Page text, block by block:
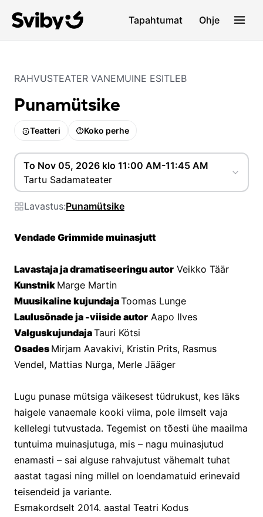
Tapahtumat Ohje
RAHVUSTEATER VANEMUINE ESITLEB
Punamütsike
Teatteri Koko perhe
To Nov 05, 2026 klo 11:00 AM-11:45 AM
Tartu Sadamateater
Lavastus:Punamütsike
Vendade Grimmide muinasjutt
Lavastaja ja dramatiseeringu autor Veikko Täär
Kunstnik Marge Martin
Muusikaline kujundaja Toomas Lunge
Laulusõnade ja -viiside autor Aapo Ilves
Valguskujundaja Tauri Kötsi
Osades Mirjam Aavakivi, Kristin Prits, Rasmus
Vendel, Mattias Nurga, Merle Jääger
Lugu punase mütsiga väikesest tüdrukust, kes läks
haigele vanaemale kooki viima, pole ilmselt vaja
kellelegi tutvustada. Tegemist on tõesti ühe maailma
tuntuima muinasjutuga, mis – nagu muinasjutud
enamasti – sai alguse rahvajutust vähemalt tuhat
aastat tagasi ning millel on loendamatuid erinevaid
teisendeid ja variante.
Esmakordselt 2014. aastal Teatri Kodus